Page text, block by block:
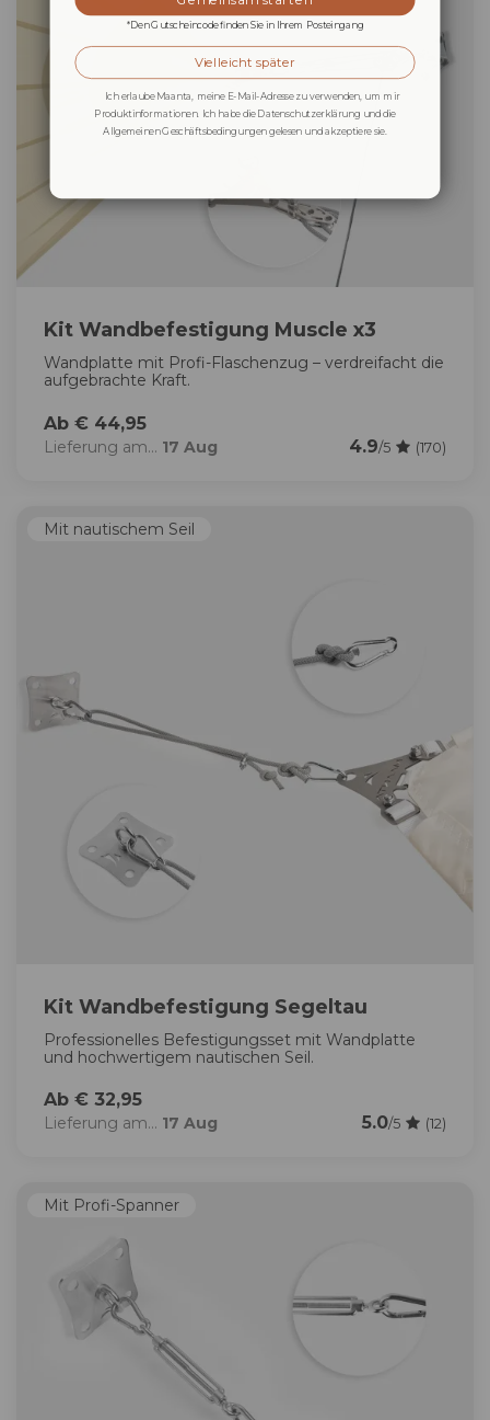
Kit Wandbefestigung Muscle x3
Wandplatte mit Profi-Flaschenzug – verdreifacht die
aufgebrachte Kraft.
Ab € 44,95
Lieferung am... 17 Aug 4.9/5 (170)
Mit nautischem Seil
Kit Wandbefestigung Segeltau
Professionelles Befestigungsset mit Wandplatte
und hochwertigem nautischen Seil.
Ab € 32,95
Lieferung am... 17 Aug 5.0/5 (12)
Mit Profi-Spanner
*Den Gutscheincode finden Sie in Ihrem Posteingang
Vielleicht später
Ich erlaube Maanta, meine E-Mail-Adresse zu verwenden, um mir
Produktinformationen. Ich habe die Datenschutzerklärung und die
Allgemeinen Geschäftsbedingungen gelesen und akzeptiere sie.